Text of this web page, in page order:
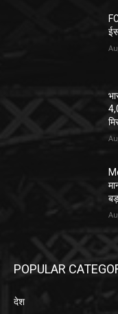
POPULAR
देश